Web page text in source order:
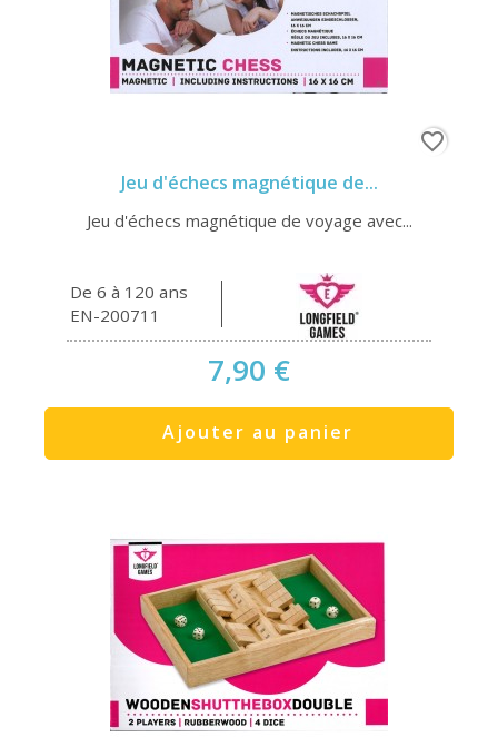
Jeu d'échecs magnétique de...
Jeu d'échecs magnétique de voyage avec...
De 6 à 120 ans
EN-200711
7,90 €
Ajouter au panier
favorite_border